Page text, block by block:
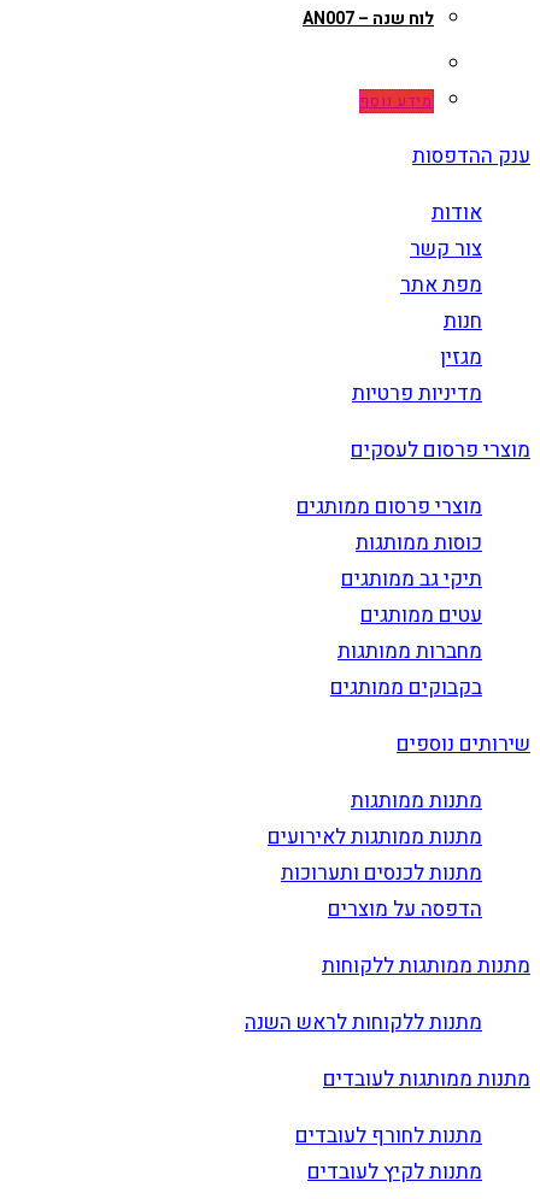
לוח שנה – AN007
מידע נוסף
ענק ההדפסות
אודות
צור קשר
מפת אתר
חנות
מגזין
מדיניות פרטיות
מוצרי פרסום לעסקים
מוצרי פרסום ממותגים
כוסות ממותגות
תיקי גב ממותגים
עטים ממותגים
מחברות ממותגות
בקבוקים ממותגים
שירותים נוספים
מתנות ממותגות
מתנות ממותגות לאירועים
מתנות לכנסים ותערוכות
הדפסה על מוצרים
מתנות ממותגות ללקוחות
מתנות ללקוחות לראש השנה
מתנות ממותגות לעובדים
מתנות לחורף לעובדים
מתנות לקיץ לעובדים